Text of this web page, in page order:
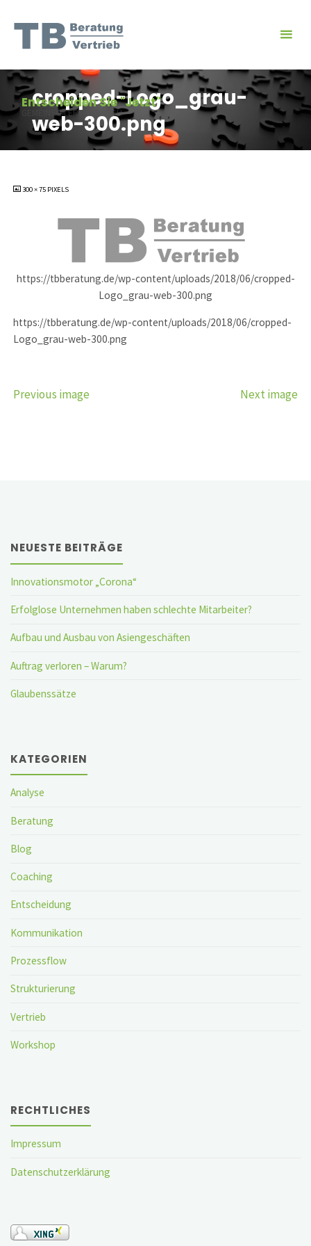
Entscheiden Sie "Jetzt"
GEMEINSAM ERFOLGREICH
cropped-Logo_grau-
web-300.png
FULL300 × 75 PIXELS
https://tbberatung.de/wp-content/uploads/2018/06/cropped-
Logo_grau-web-300.png
https://tbberatung.de/wp-content/uploads/2018/06/cropped-
Logo_grau-web-300.png
Previous image Next image
NEUESTE BEITRÄGE
Innovationsmotor „Corona“
Erfolglose Unternehmen haben schlechte Mitarbeiter?
Aufbau und Ausbau von Asiengeschäften
Auftrag verloren – Warum?
Glaubenssätze
KATEGORIEN
Analyse
Beratung
Blog
Coaching
Entscheidung
Kommunikation
Prozessflow
Strukturierung
Vertrieb
Workshop
RECHTLICHES
Impressum
Datenschutzerklärung